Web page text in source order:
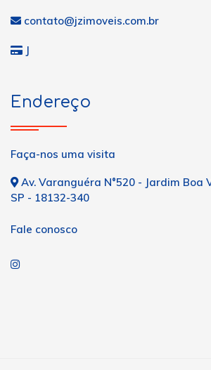
contato@jzimoveis.com.br
J
Endereço
Faça-nos uma visita
Av. Varanguéra N°520 - Jardim Boa
SP - 18132-340
Fale conosco